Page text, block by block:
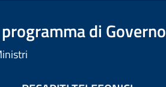
di Governo